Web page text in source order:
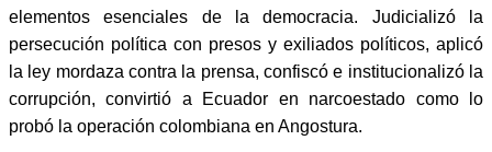
elementos esenciales de la democracia. Judicializó la
persecución política con presos y exiliados políticos, aplicó
la ley mordaza contra la prensa, confiscó e institucionalizó la
corrupción, convirtió a Ecuador en narcoestado como lo
probó la operación colombiana en Angostura.